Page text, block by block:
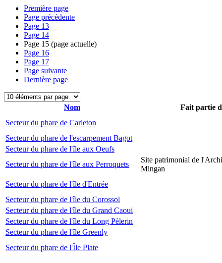
Première page
Page précédente
Page 13
Page 14
Page 15 (page actuelle)
Page 16
Page 17
Page suivante
Dernière page
Nom
Fait partie
Secteur du phare de Carleton
Secteur du phare de l'escarpement Bagot
Secteur du phare de l'île aux Oeufs
Secteur du phare de l'île aux Perroquets
Site patrimonial de
Mingan
Secteur du phare de l'île d'Entrée
Secteur du phare de l'île du Corossol
Secteur du phare de l'île du Grand Caoui
Secteur du phare de l'île du Long Pèlerin
Secteur du phare de l'île Greenly
Secteur du phare de l'Île Plate